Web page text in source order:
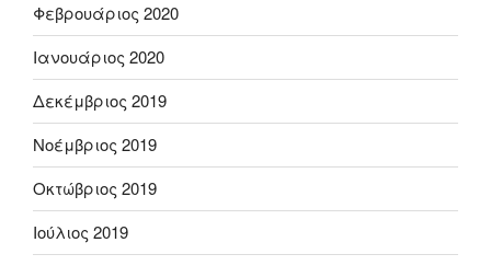
Φεβρουάριος 2020
Ιανουάριος 2020
Δεκέμβριος 2019
Νοέμβριος 2019
Οκτώβριος 2019
Ιούλιος 2019